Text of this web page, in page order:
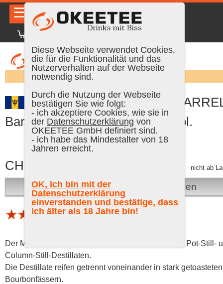
☰ DE FR EN|Anmelden
Suchen:
Mount Gay 1703 BLACK
Barbados Rum, 1 Liter, 43 % Vol.
CHF 69.90 nicht ab
Bei Verfügbarkeit benachrichtigen
1 Bewertung (Schnitt 3.5 von 5)
Der Mount Gay 1703 Black Barrel ist ein Blend aus Pot-Still-
Column-Still-Destillaten.
Die Destillate reifen getrennt voneinander in stark
Bourbonfässern.
Diese Webseite verwendet Cookies,
die für die Funktionalität und das
Nutzerverhalten auf der Webseite
notwendig sind.
Durch die Nutzung der Webseite
bestätigen Sie wie folgt:
- ich akzeptiere Cookies, wie sie in
der Datenschutzerklärung von
OKEETEE GmbH definiert sind.
- ich habe das Mindestalter von 18
Jahren erreicht.
OK, ich bin mit der
Datenschutzerklärung
einverstanden und bestätige, dass
ich älter als 18 Jahre bin!